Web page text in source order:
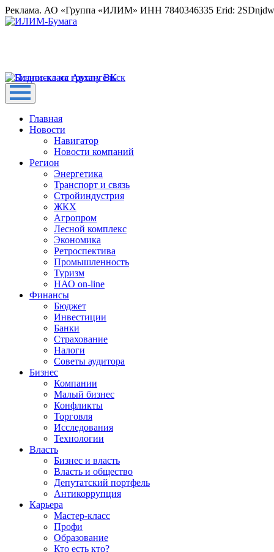
Реклама. АО «Группа «ИЛИМ» ИНН 7840346335 Erid:
Главная
Новости
Навигатор
Новости компаний
Регион
Энергетика
Транспорт и связь
Стройиндустрия
ЖКХ
Агропром
Лесной комплекс
Экономика
Ретроспектива
Промышленность
Туризм
НАО on-line
Финансы
Бюджет
Инвестиции
Банки
Страхование
Налоги
Советы аудитора
Бизнес
Компании
Малый бизнес
Конфликты
Торговля
Исследования
Технологии
Власть
Бизнес и власть
Власть и общество
Депутатский портфель
Антикоррупция
Карьера
Мастер-класс
Профи
Образование
Кто есть кто?